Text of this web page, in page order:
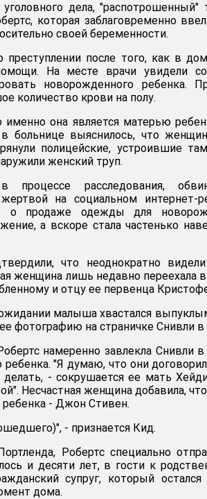
дела,
которая заблаговременно
своей беременности.
преступлении после того, как в
На месте врачи увидели
новорожденного ребенка.
количество крови на полу.
именно она является матерью
в больнице выяснилось, что
полицейские, устроившие
женский труп.
расследования,
на социальном интернет-
о продаже одежды для
а вскоре стала частенько
что неоднократно
женщина лишь недавно переехала
и отцу ее первенца
малыша хвастался
фотографию на страничке Снивли в
намеренно завлекла Снивли
"Я думаю, что они
делать, - сокрушается ее мать
Несчастная женщина добавила,
ребенка - Джон Стивен.
- признается Кид.
Робертс специально
и десяти лет, в гости к
супруг, который остался
дома.